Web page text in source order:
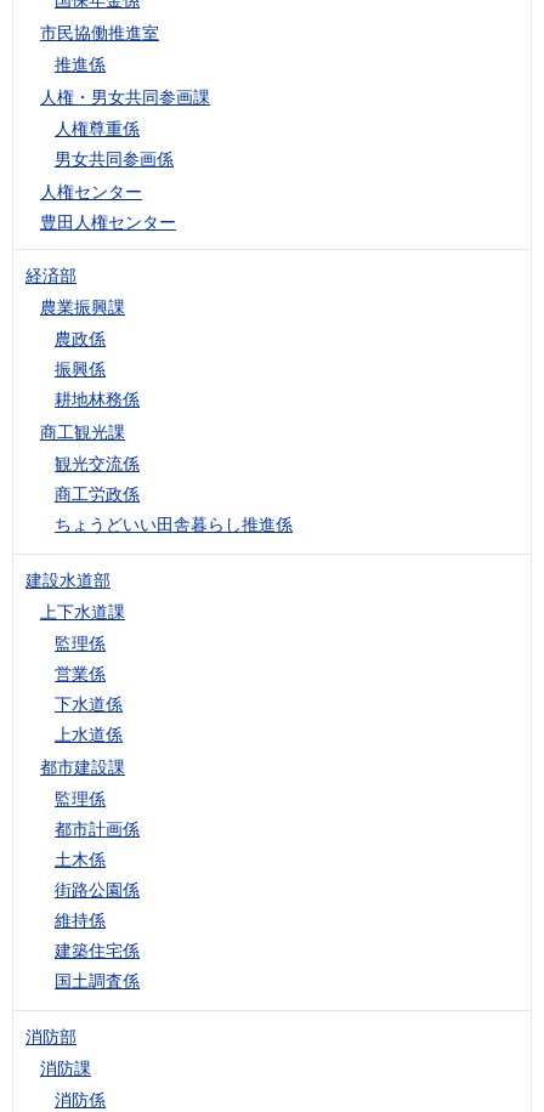
市民協働推進室
推進係
人権・男女共同参画課
人権尊重係
男女共同参画係
人権センター
豊田人権センター
経済部
農業振興課
農政係
振興係
耕地林務係
商工観光課
観光交流係
商工労政係
ちょうどいい田舎暮らし推進係
建設水道部
上下水道課
監理係
営業係
下水道係
上水道係
都市建設課
監理係
都市計画係
土木係
街路公園係
維持係
建築住宅係
国土調査係
消防部
消防課
消防係